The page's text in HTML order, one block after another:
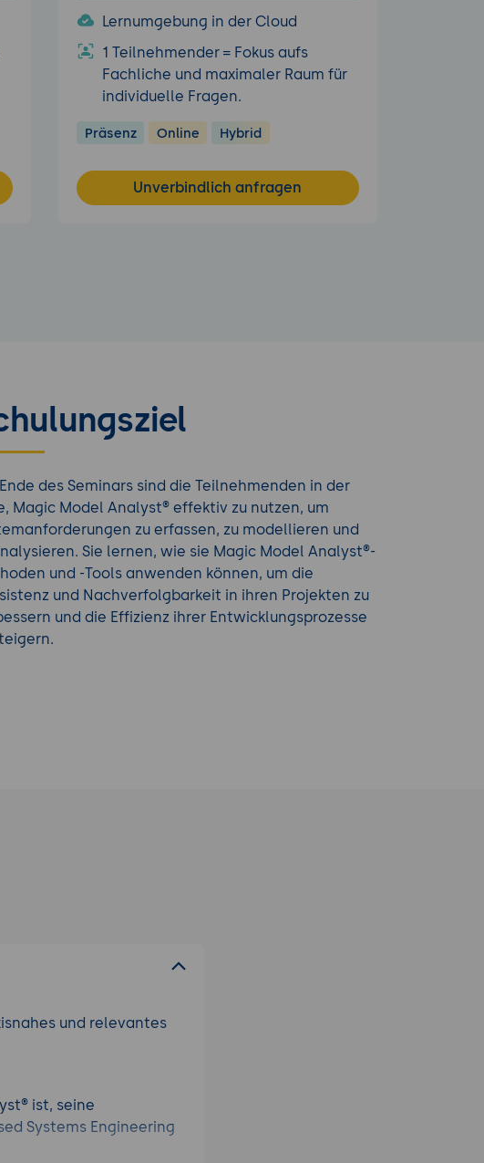
Lernumgebung in der Cloud
1 Teilnehmender = Fokus aufs
Fachliche und maximaler Raum für
individuelle Fragen.
Präsenz Online Hybrid
Unverbindlich anfragen
des Seminars sind die Teilnehmenden in der
Magic Model Analyst® effektiv zu nutzen, um
zu erfassen, zu modellieren und
Sie lernen, wie sie Magic Model Analyst®-
und -Tools anwenden können, um die
und Nachverfolgbarkeit in ihren Projekten zu
und die Effizienz ihrer Entwicklungsprozesse
und relevantes
ist, seine
Systems Engineering